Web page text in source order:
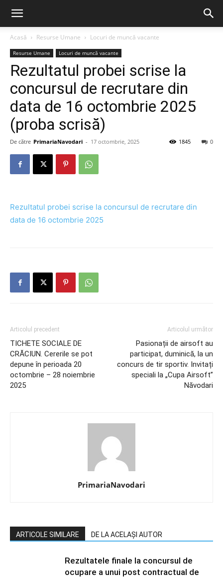
Acasă Resurse Umane Locuri de muncă vacante
Resurse Umane Locuri de muncă vacante
Rezultatul probei scrise la
concursul de recrutare din
data de 16 octombrie 2025
(proba scrisă)
De către PrimariaNavodari - 17 octombrie, 2025 0
1845
Rezultatul probei scrise la concursul de recrutare din
data de 16 octombrie 2025
Articolul precedent
TICHETE SOCIALE DE
CRĂCIUN. Cererile se pot
depune în perioada 20
octombrie – 28 noiembrie
2025
Articolul următor
Pasionații de airsoft au
participat, duminică, la un
concurs de tir sportiv. Invitați
speciali la „Cupa Airsoft”
Năvodari
PrimariaNavodari
ARTICOLE SIMILARE DE LA ACELAȘI AUTOR
Rezultatele finale la concursul de
ocupare a unui post contractual de